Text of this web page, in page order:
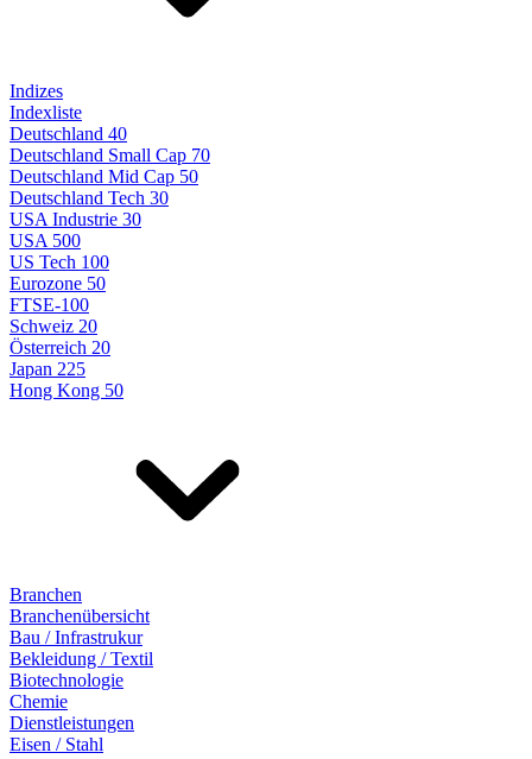
Indizes
Indexliste
Deutschland 40
Deutschland Small Cap 70
Deutschland Mid Cap 50
Deutschland Tech 30
USA Industrie 30
USA 500
US Tech 100
Eurozone 50
FTSE-100
Schweiz 20
Österreich 20
Japan 225
Hong Kong 50
Branchen
Branchenübersicht
Bau / Infrastrukur
Bekleidung / Textil
Biotechnologie
Chemie
Dienstleistungen
Eisen / Stahl